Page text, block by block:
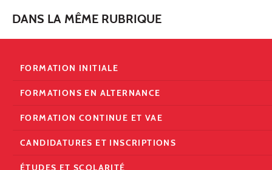
DANS LA MÊME RUBRIQUE
FORMATION INITIALE
FORMATIONS EN ALTERNANCE
FORMATION CONTINUE ET VAE
CANDIDATURES ET INSCRIPTIONS
ÉTUDES ET SCOLARITÉ